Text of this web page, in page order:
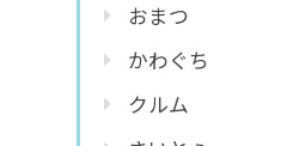
おまつ
かわぐち
クルム